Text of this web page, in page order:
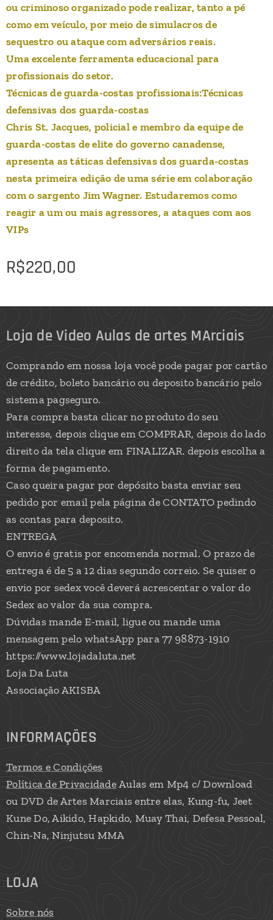
ou criminoso organizado pode realizar, tanto a pé
como em veículo, por meio de simulacros de
sequestro ou ataque com adversários reais.
Uma excelente ferramenta educacional para
profissionais do setor.
Técnicas de guarda-costas profissionais:Técnicas
defensivas dos guarda-costas
Chris St. Jacques, policial e membro da equipe de
guarda-costas de elite do governo canadense,
apresenta as táticas defensivas dos guarda-costas
nesta primeira edição de uma série em colaboração
com o sargento Jim Wagner. Estudaremos como
reagir a um ou mais agressores, a ataques com aos
VIPs
R$220,00
Loja de Video Aulas de artes MArciais
Comprando em nossa loja você pode pagar por cartão
de crédito, boleto bancário ou deposito bancário pelo
sistema pagseguro.
Para compra basta clicar no produto do seu
interesse, depois clique em COMPRAR, depois do lado
direito da tela clique em FINALIZAR. depois escolha a
forma de pagamento.
Caso queira pagar por depósito basta enviar seu
pedido por email pela página de CONTATO pedindo
as contas para deposito.
ENTREGA
O envio é gratis por encomenda normal. O prazo de
entrega é de 5 a 12 dias segundo correio. Se quiser o
envio por sedex você deverá acrescentar o valor do
Sedex ao valor da sua compra.
Dúvidas mande E-mail, ligue ou mande uma
mensagem pelo whatsApp para 77 98873-1910
https://www.lojadaluta.net
Loja Da Luta
Associação AKISBA
INFORMAÇÕES
Termos e Condições
Política de PrivacidadeAulas em Mp4 c/ Download
ou DVD de Artes Marciais entre elas, Kung-fu, Jeet
Kune Do, Aikido, Hapkido, Muay Thai, Defesa Pessoal,
Chin-Na, Ninjutsu MMA
LOJA
Sobre nós